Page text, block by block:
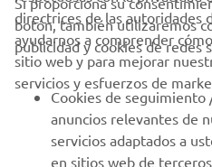
CORPORATIVO
PROFESIONALES
MÁS YAMAHA
directrices de las autoridades
ayudarnos a comprender
sitio web y para mejorar
servicios y esfuerzos de
botón, también utilizaremos
publicidad y cookies de redes
Cookies de
anuncios relevantes de
servicios adaptados a
en sitios web de